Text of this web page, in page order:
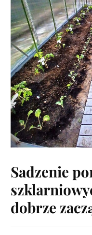
Sadzenie
dobrze